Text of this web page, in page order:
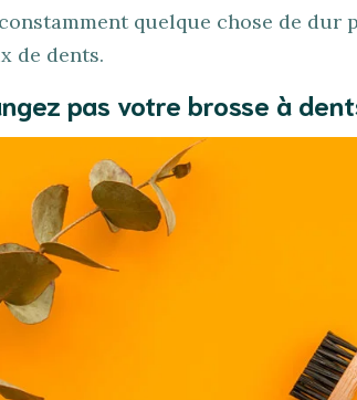
quelque chose de
de dents.
pas votre brosse à